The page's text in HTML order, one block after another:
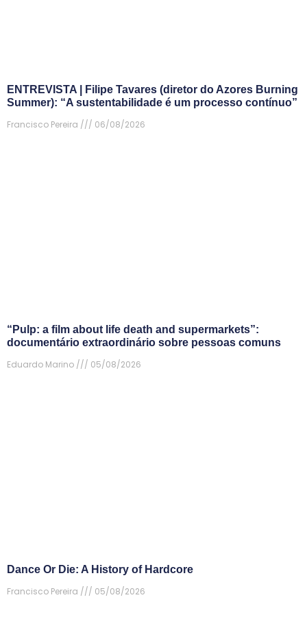
ENTREVISTA | Filipe Tavares (diretor do Azores Burning
Summer): “A sustentabilidade é um processo contínuo”
Francisco Pereira
06/08/2026
“Pulp: a film about life death and supermarkets”:
documentário extraordinário sobre pessoas comuns
Eduardo Marino
05/08/2026
Dance Or Die: A History of Hardcore
Francisco Pereira
05/08/2026